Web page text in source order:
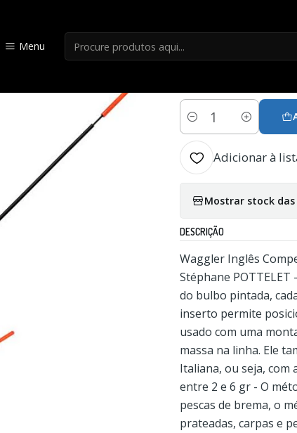
Menu
|
Quantidade
Adicionar à
Mostrar stock
DESCRIÇÃO
Waggler Inglês
Stéphane
do bulbo pintada,
inserto permite
usado com uma
massa na linha. Ele
Italiana, ou seja, com
entre 2 e 6 gr - O
pescas de brema, o
prateadas, carpas e